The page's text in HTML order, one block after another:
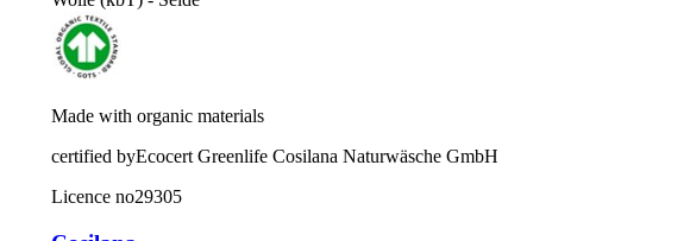
Made with organic materials
certified byEcocert Greenlife Cosilana Naturwäsche GmbH
Licence no29305